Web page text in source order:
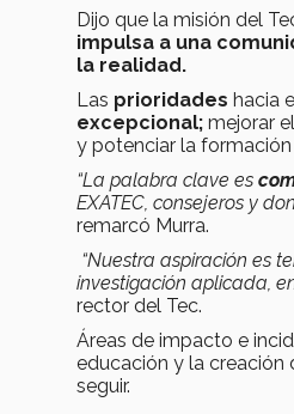
Dijo que la misión del
impulsa a una
la realidad.
Las prioridades hacia
excepcional; mejorar el
y potenciar la formación
“La palabra clave es
EXATEC, consejeros y
remarcó Murra.
“Nuestra aspiración es
investigación aplicada,
rector del Tec.
Áreas de impacto e
educación y la
seguir.